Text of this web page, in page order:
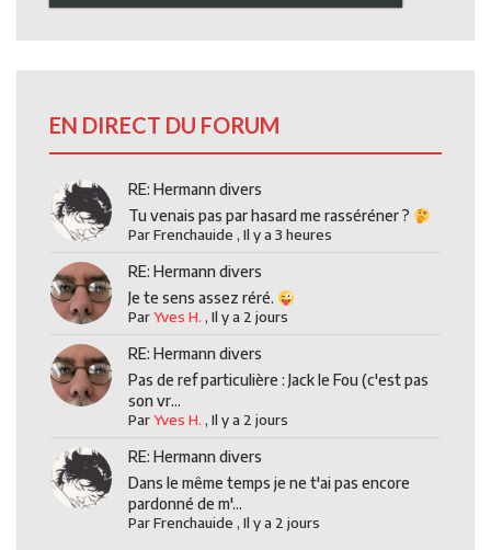
EN DIRECT DU FORUM
RE: Hermann divers
Tu venais pas par hasard me rasséréner ?
ParFrenchauide ,Il y a 3 heures
RE: Hermann divers
Je te sens assez réré.
ParYves H. ,Il y a 2 jours
RE: Hermann divers
Pas de ref particulière : Jack le Fou (c'est pas
son vr...
ParYves H. ,Il y a 2 jours
RE: Hermann divers
Dans le même temps je ne t'ai pas encore
pardonné de m'...
ParFrenchauide ,Il y a 2 jours